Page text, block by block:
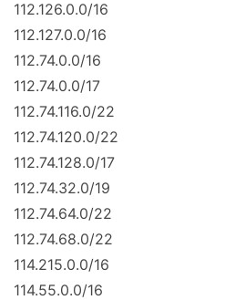
112.126.0.0/16
112.127.0.0/16
112.74.0.0/16
112.74.0.0/17
112.74.116.0/22
112.74.120.0/22
112.74.128.0/17
112.74.32.0/19
112.74.64.0/22
112.74.68.0/22
114.215.0.0/16
114.55.0.0/16